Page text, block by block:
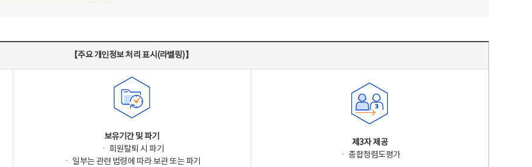
【주요 개인정보 처리 표시(라벨링)】
보유기간 및 파기
ㆍ 회원탈퇴 시 파기
ㆍ 일부는 관련 법령에 따라 보관 또는 파기
제3자 제공
ㆍ 종합청렴도평가